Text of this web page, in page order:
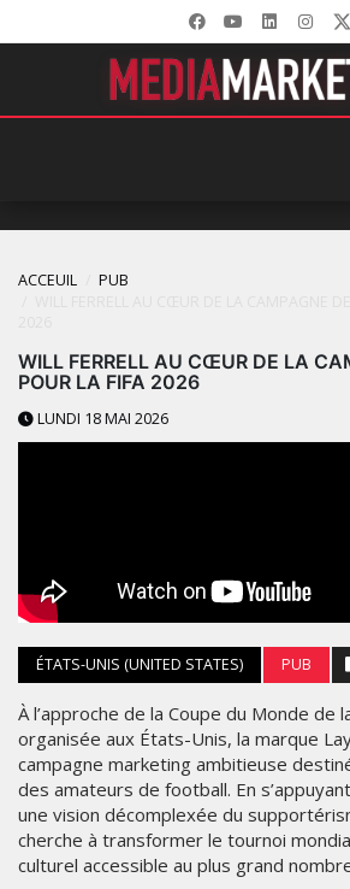
ACCEUIL
PUB
WILL FERRELL AU CŒUR DE LA
POUR LA FIFA 2026
LUNDI 18 MAI 2026
ÉTATS-UNIS (UNITED STATES) PUB
À l’approche de la Coupe du Monde de
organisée aux États-Unis, la marque
campagne marketing ambitieuse
des amateurs de football. En
une vision décomplexée du
cherche à transformer le tournoi
culturel accessible au plus grand